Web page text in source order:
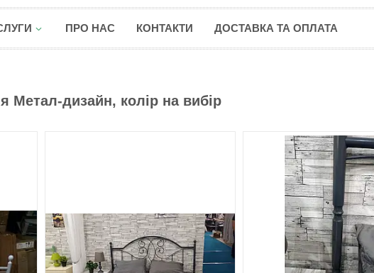
ПРО НАС КОНТАКТИ ДОСТАВКА ТА ОПЛАТА
Метал-дизайн, колір на вибір